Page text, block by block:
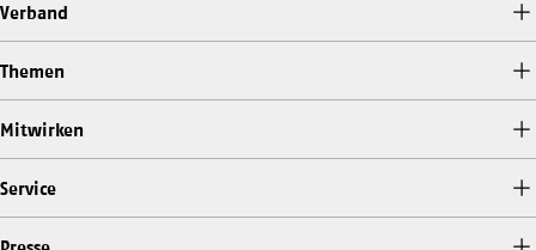
Verband
Themen
Mitwirken
Service